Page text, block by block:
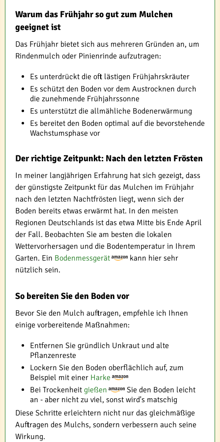
Warum das Frühjahr so gut zum Mulchen
geeignet ist
Das Frühjahr bietet sich aus mehreren Gründen an, um
Rindenmulch oder Pinienrinde aufzutragen:
Es unterdrückt die oft lästigen Frühjahrskräuter
Es schützt den Boden vor dem Austrocknen durch
die zunehmende Frühjahrssonne
Es unterstützt die allmähliche Bodenerwärmung
Es bereitet den Boden optimal auf die bevorstehende
Wachstumsphase vor
Der richtige Zeitpunkt: Nach den letzten Frösten
In meiner langjährigen Erfahrung hat sich gezeigt, dass
der günstigste Zeitpunkt für das Mulchen im Frühjahr
nach den letzten Nachtfrösten liegt, wenn sich der
Boden bereits etwas erwärmt hat. In den meisten
Regionen Deutschlands ist das etwa Mitte bis Ende April
der Fall. Beobachten Sie am besten die lokalen
Wettervorhersagen und die Bodentemperatur in Ihrem
Garten. Ein Bodenmessgerät
kann hier sehr
nützlich sein.
So bereiten Sie den Boden vor
Bevor Sie den Mulch auftragen, empfehle ich Ihnen
einige vorbereitende Maßnahmen:
Entfernen Sie gründlich Unkraut und alte
Pflanzenreste
Lockern Sie den Boden oberflächlich auf, zum
Beispiel mit einer Harke
Bei Trockenheit gießen
Sie den Boden leicht
an - aber nicht zu viel, sonst wird's matschig
Diese Schritte erleichtern nicht nur das gleichmäßige
Auftragen des Mulchs, sondern verbessern auch seine
Wirkung.